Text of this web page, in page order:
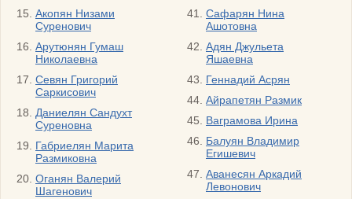
Акопян Низами
Суренович
Арутюнян Гумаш
Николаевна
Севян Григорий
Саркисович
Даниелян Сандухт
Суреновна
Габриелян Марита
Размиковна
Оганян Валерий
Шагенович
Cафарян Нина
Ашотовна
Адян Джульета
Яшаевна
Геннадий Асрян
Айрапетян Размик
Ваграмова Ирина
Балуян Владимир
Егишевич
Аванесян Аркадий
Левонович